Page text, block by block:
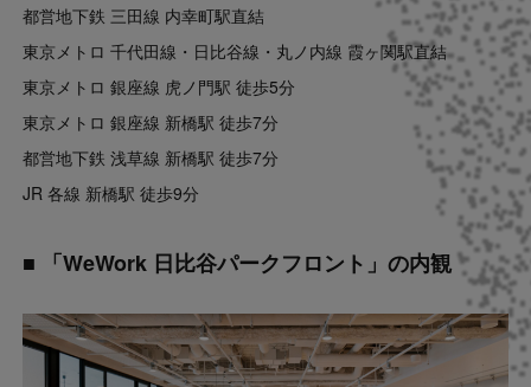
都営地下鉄 三田線 内幸町駅直結
東京メトロ 千代田線・日比谷線・丸ノ内線 霞ヶ関駅直結
東京メトロ 銀座線 虎ノ門駅 徒歩5分
東京メトロ 銀座線 新橋駅 徒歩7分
都営地下鉄 浅草線 新橋駅 徒歩7分
JR 各線 新橋駅 徒歩9分
■ 「WeWork 日比谷パークフロント」の内観